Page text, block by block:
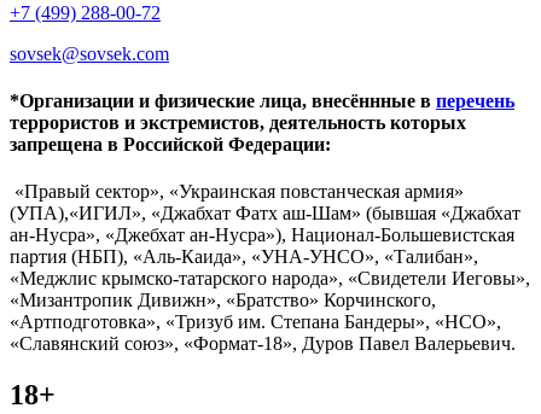
+7 (499) 288-00-72
sovsek@sovsek.com
*Организации и физические лица, внесённные в перечень
террористов и экстремистов, деятельность которых
запрещена в Российской Федерации:
«Правый сектор», «Украинская повстанческая армия»
(УПА),«ИГИЛ», «Джабхат Фатх аш-Шам» (бывшая «Джабхат
ан-Нусра», «Джебхат ан-Нусра»), Национал-Большевистская
партия (НБП), «Аль-Каида», «УНА-УНСО», «Талибан»,
«Меджлис крымско-татарского народа», «Свидетели Иеговы»,
«Мизантропик Дивижн», «Братство» Корчинского,
«Артподготовка», «Тризуб им. Степана Бандеры», «НСО»,
«Славянский союз», «Формат-18», Дуров Павел Валерьевич.
18+